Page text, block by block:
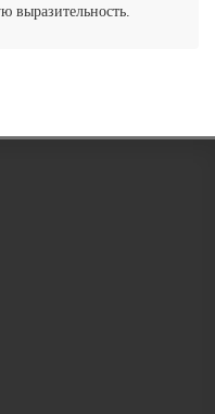
выразительность.